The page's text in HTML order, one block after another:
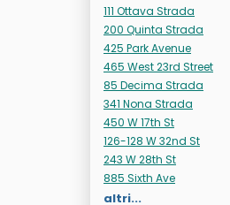
111 Ottava Strada
200 Quinta Strada
425 Park Avenue
465 West 23rd Street
85 Decima Strada
341 Nona Strada
450 W 17th St
126-128 W 32nd St
243 W 28th St
885 Sixth Ave
altri...